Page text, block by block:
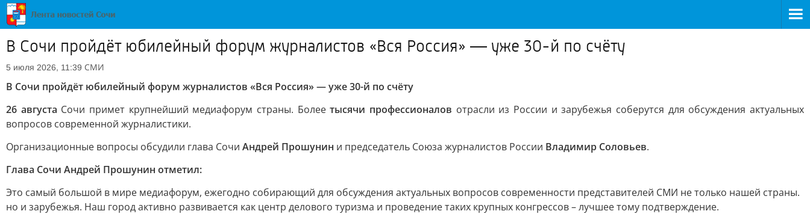
В Сочи пройдёт юбилейный форум журналистов «Вся Россия» — уже 30-й по счёту
5 июля 2026, 11:39 СМИ
В Сочи пройдёт юбилейный форум журналистов «Вся Россия» — уже 30-й по счёту
26 августа Сочи примет крупнейший медиафорум страны. Болеетысячи профессионалов отрасли из России и зарубежья соберутся для обсуждения актуальных
вопросов современной журналистики.
Организационные вопросы обсудили глава Сочи Андрей Прошунин и председатель Союза журналистов России Владимир Соловьев.
Глава Сочи Андрей Прошунин отметил:
Это самый большой в мире медиафорум, ежегодно собирающий для обсуждения актуальных вопросов современности представителей СМИ не только нашей страны.
но и зарубежья. Наш город активно развивается как центр делового туризма и проведение таких крупных конгрессов – лучшее тому подтверждение.